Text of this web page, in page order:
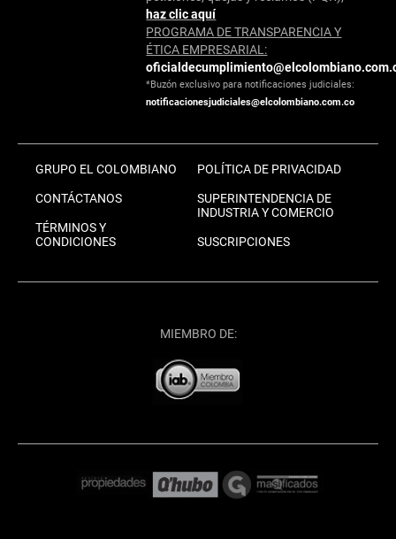
haz clic aquí
PROGRAMA DE TRANSPARENCIA Y
ÉTICA EMPRESARIAL:
*Buzón exclusivo para notificaciones judiciales:
notificacionesjudiciales@elcolombiano.com.co
GRUPO EL COLOMBIANO
CONTÁCTANOS
TÉRMINOS Y
CONDICIONES
POLÍTICA DE PRIVACIDAD
SUPERINTENDENCIA DE
INDUSTRIA Y COMERCIO
SUSCRIPCIONES
MIEMBRO DE: